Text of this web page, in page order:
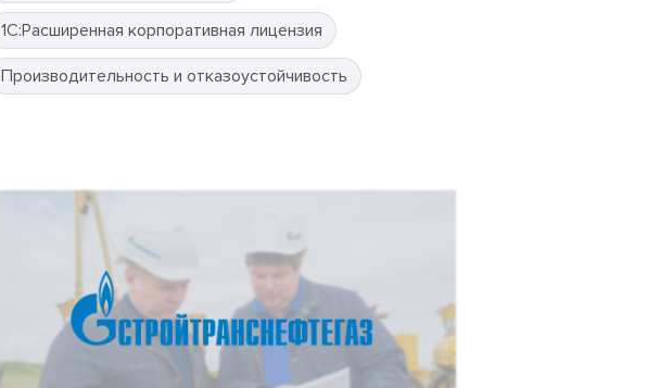
1С:Расширенная корпоративная лицензия
Производительность и отказоустойчивость